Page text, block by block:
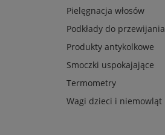
Pielęgnacja włosów
Podkłady do przewijania
Produkty antykolkowe
Smoczki uspokajające
Termometry
Wagi dzieci i niemowląt